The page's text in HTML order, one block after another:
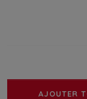
AJOUTER